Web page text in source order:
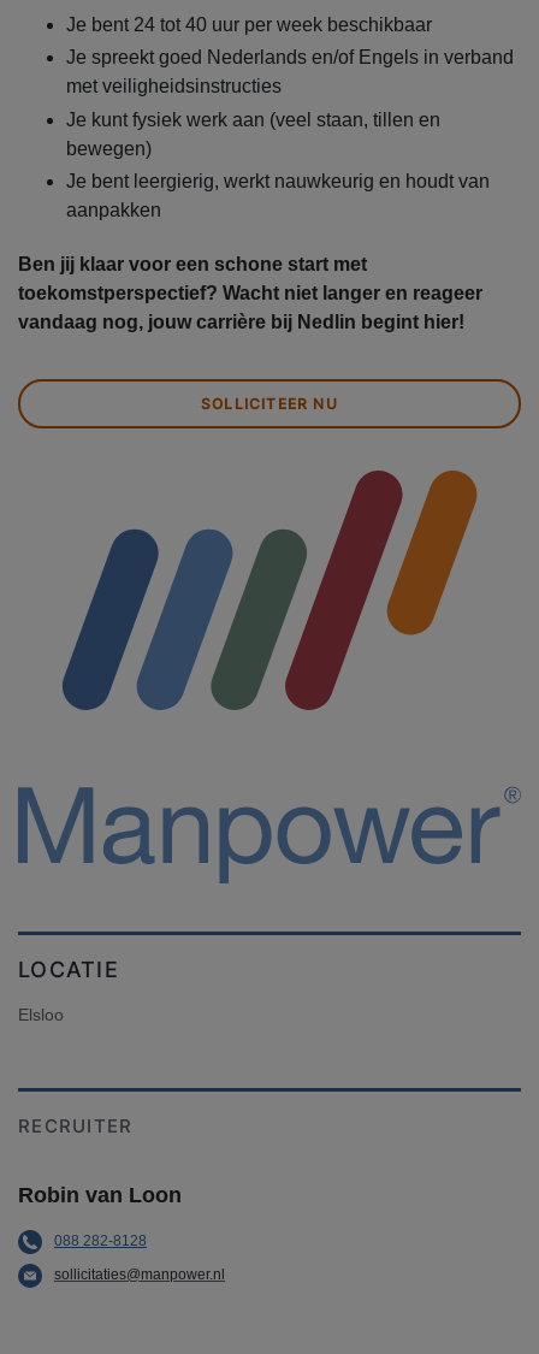
Je bent 24 tot 40 uur per week beschikbaar
Je spreekt goed Nederlands en/of Engels in verband
met veiligheidsinstructies
Je kunt fysiek werk aan (veel staan, tillen en
bewegen)
Je bent leergierig, werkt nauwkeurig en houdt van
aanpakken
Ben jij klaar voor een schone start met
toekomstperspectief? Wacht niet langer en reageer
vandaag nog, jouw carrière bij Nedlin begint hier!
SOLLICITEER NU
LOCATIE
Elsloo
RECRUITER
Robin van Loon
088 282-8128
sollicitaties@manpower.nl